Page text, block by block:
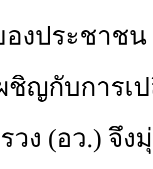
งประชาช
ชิญกับการเ
วง (อว.) จึ